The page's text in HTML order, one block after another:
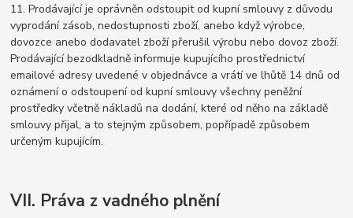
11. Prodávající je oprávněn odstoupit od kupní smlouvy z důvodu
vyprodání zásob, nedostupnosti zboží, anebo když výrobce,
dovozce anebo dodavatel zboží přerušil výrobu nebo dovoz zboží.
Prodávající bezodkladně informuje kupujícího prostřednictví
emailové adresy uvedené v objednávce a vrátí ve lhůtě 14 dnů od
oznámení o odstoupení od kupní smlouvy všechny peněžní
prostředky včetně nákladů na dodání, které od něho na základě
smlouvy přijal, a to stejným způsobem, popřípadě způsobem
určeným kupujícím.
VII. Práva z vadného plnění